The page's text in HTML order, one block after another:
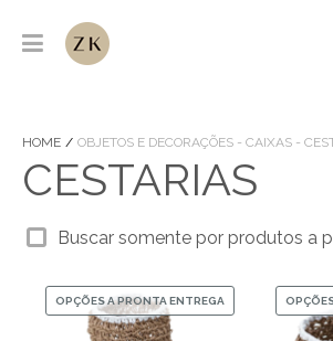
HOME OBJETOS E DECORAÇÕES - CAIXAS -
CESTARIAS
Buscar somente por produtos a
OPÇÕES A PRONTA ENTREGA